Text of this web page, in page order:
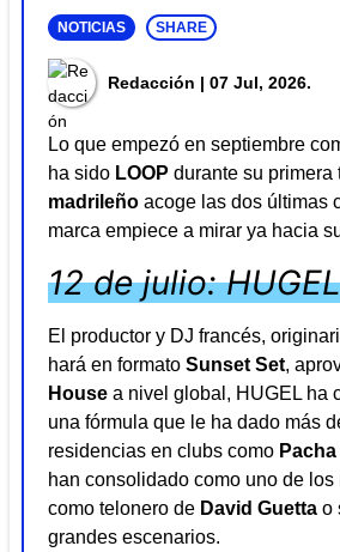
NOTICIAS SHARE
Redacción | 07 Jul, 2026.
Lo que empezó en septiembre
ha sido LOOP durante su primera
madrileño acoge las dos últimas
marca empiece a mirar ya hacia
12 de julio:
El productor y DJ francés,
hará en formato Sunset Set,
House a nivel global, HUGEL ha
una fórmula que le ha dado más
residencias en clubs como Pacha
han consolidado como uno de
como telonero de David Guetta o
grandes escenarios.